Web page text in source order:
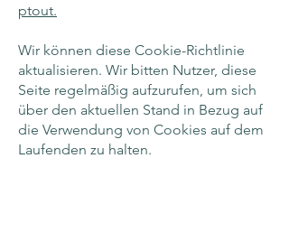
ptout.
Wir können diese Cookie-Richtlinie
aktualisieren. Wir bitten Nutzer, diese
Seite regelmäßig aufzurufen, um sich
über den aktuellen Stand in Bezug auf
die Verwendung von Cookies auf dem
Laufenden zu halten.